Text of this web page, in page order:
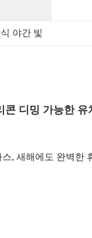
야간 빛
디밍 가능한
, 새해에도 완벽한